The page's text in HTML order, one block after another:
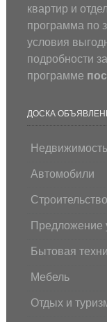
квартир и
программа по
условия
подробности
программе
ДОСКА
Недвижимость
Автомобили
Предложение
Бытовая
Мебель
Отдых и